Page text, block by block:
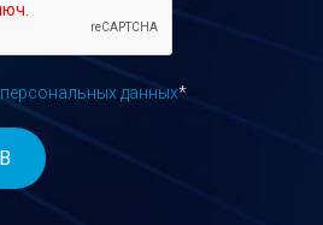
персональных данных*